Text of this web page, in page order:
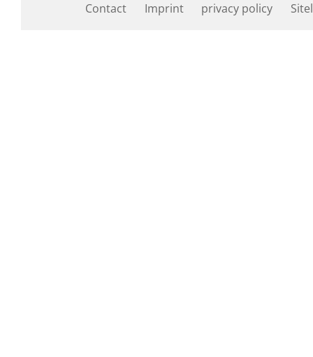
Contact Imprint privacy policy